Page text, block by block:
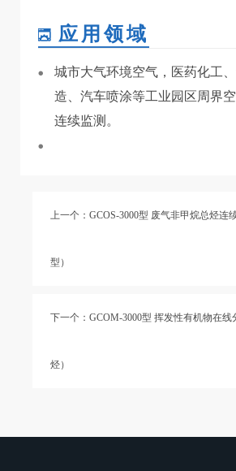
应用领域
城市大气环境空气，医药化工
造、汽车喷涂等工业园区周界
连续监测。
上一个：GCOS-3000型 废气非甲烷总烃连
型）
下一个：GCOM-3000型 挥发性有机物在线
烃）